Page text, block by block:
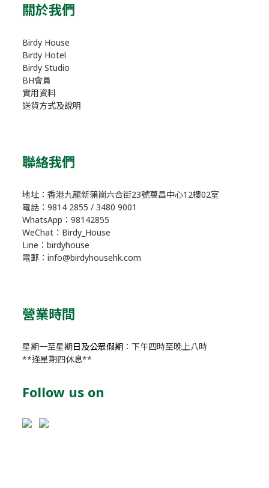
關於我們
Birdy House
Birdy Hotel
Birdy Studio
BH會員
實用資料
送貨方式及說明
聯絡我們
地址：香港九龍新蒲崗六合街23號萬昌中心12樓02室
電話：9814 2855 / 3480 9001
WhatsApp：98142855
WeChat：Birdy_House
Line：birdyhouse
電郵：info@birdyhousehk.com
營業時間
星期一至星期日及公眾假期 ：下午四時至晚上八時
**逢星期四休息**
Follow us on